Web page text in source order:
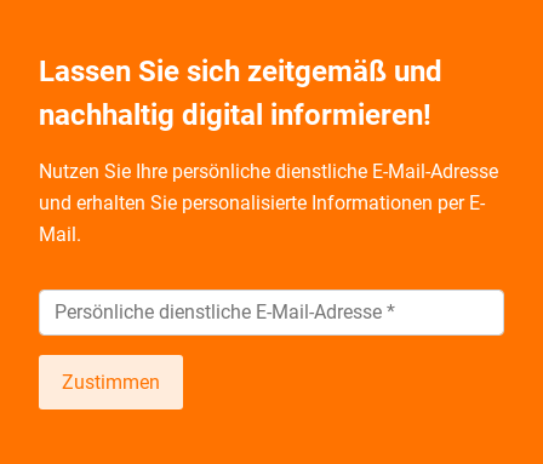
Lassen Sie sich zeitgemäß und
nachhaltig digital informieren!
Nutzen Sie Ihre persönliche dienstliche E-Mail-Adresse
und erhalten Sie personalisierte Informationen per E-
Mail.
Zustimmen